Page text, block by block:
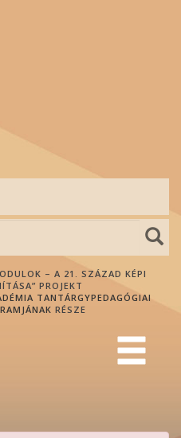
– A 21. SZÁZAD KÉPI
PROJEKT
TANTÁRGYPEDAGÓGIAI
RÉSZE